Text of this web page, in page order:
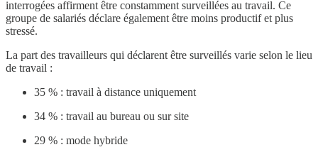
interrogées affirment être constamment surveillées au travail. Ce
groupe de salariés déclare également être moins productif et plus
stressé.
La part des travailleurs qui déclarent être surveillés varie selon le lieu
de travail :
35 % : travail à distance uniquement
34 % : travail au bureau ou sur site
29 % : mode hybride